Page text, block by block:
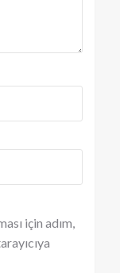
için adım,